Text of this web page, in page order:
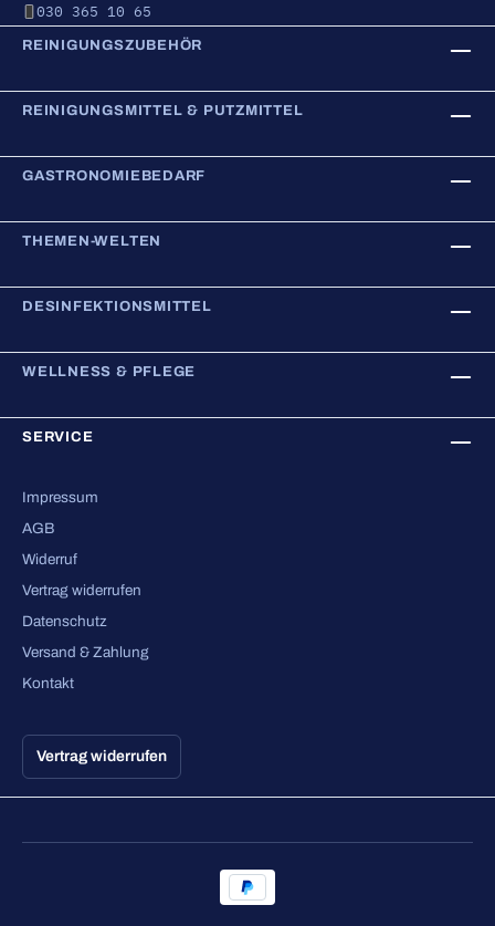
030 365 10 65
REINIGUNGSZUBEHÖR
REINIGUNGSMITTEL & PUTZMITTEL
GASTRONOMIEBEDARF
THEMEN-WELTEN
DESINFEKTIONSMITTEL
WELLNESS & PFLEGE
SERVICE
Impressum
AGB
Widerruf
Vertrag widerrufen
Datenschutz
Versand & Zahlung
Kontakt
Vertrag widerrufen